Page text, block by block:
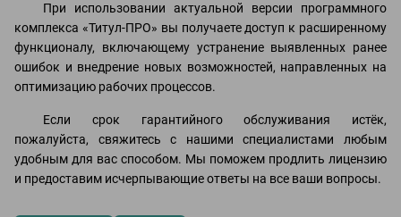
При использовании актуальной версии программного
комплекса «Титул-ПРО» вы получаете доступ к расширенному
функционалу, включающему устранение выявленных ранее
ошибок и внедрение новых возможностей, направленных на
оптимизацию рабочих процессов.
Если срок гарантийного обслуживания истёк,
пожалуйста, свяжитесь с нашими специалистами любым
удобным для вас способом. Мы поможем продлить лицензию
и предоставим исчерпывающие ответы на все ваши вопросы.